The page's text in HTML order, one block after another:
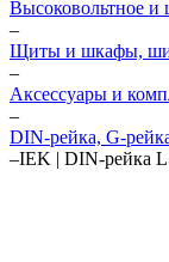
Высоковольтное и
–
Щиты и шкафы,
–
Аксессуары и
–
DIN-рейка, G-
–IEK | DIN-рейка